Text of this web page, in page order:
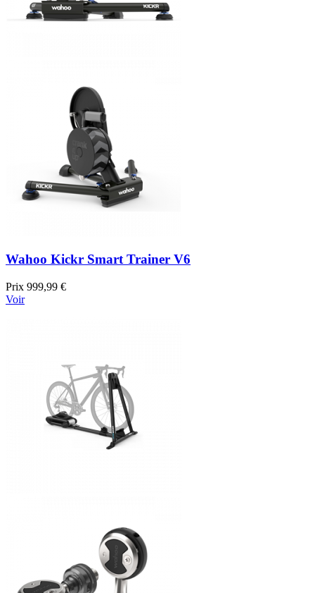
Wahoo Kickr Smart Trainer V6
Prix 999,99 €
Voir